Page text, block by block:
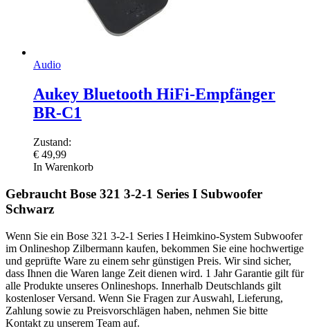
Audio
Aukey Bluetooth HiFi-Empfänger
BR-C1
Zustand:
€ 49,99
In Warenkorb
Gebraucht Bose 321 3-2-1 Series I Subwoofer
Schwarz
Wenn Sie ein Bose 321 3-2-1 Series I Heimkino-System Subwoofer
im Onlineshop Zilbermann kaufen, bekommen Sie eine hochwertige
und geprüfte Ware zu einem sehr günstigen Preis. Wir sind sicher,
dass Ihnen die Waren lange Zeit dienen wird. 1 Jahr Garantie gilt für
alle Produkte unseres Onlineshops. Innerhalb Deutschlands gilt
kostenloser Versand. Wenn Sie Fragen zur Auswahl, Lieferung,
Zahlung sowie zu Preisvorschlägen haben, nehmen Sie bitte
Kontakt zu unserem Team auf.